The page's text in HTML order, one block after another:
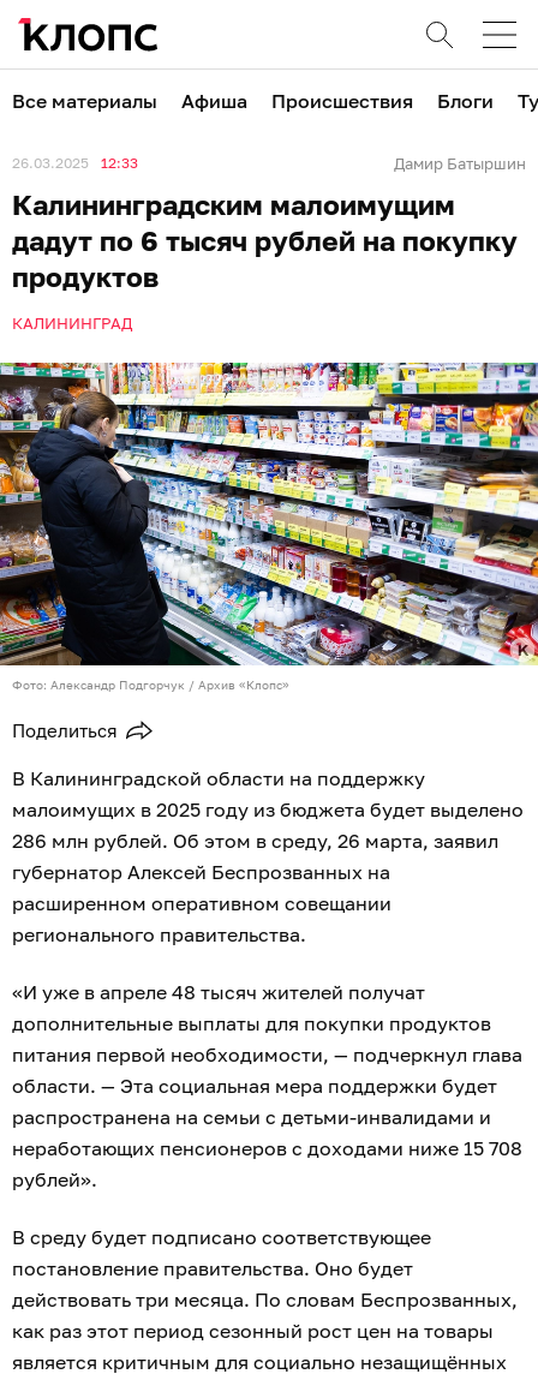
Все материалы Афиша Происшествия Блоги
26.03.2025 12:33 Дамир Батыршин
Калининградским малоимущим
дадут по 6 тысяч рублей на покупку
продуктов
КАЛИНИНГРАД
Фото: Александр Подгорчук / Архив «Клопс»
Поделиться
В Калининградской области на поддержку
малоимущих в 2025 году из бюджета будет выделено
286 млн рублей. Об этом в среду, 26 марта, заявил
губернатор Алексей Беспрозванных на
расширенном оперативном совещании
регионального правительства.
«И уже в апреле 48 тысяч жителей получат
дополнительные выплаты для покупки продуктов
питания первой необходимости, — подчеркнул глава
области. — Эта социальная мера поддержки будет
распространена на семьи с детьми-инвалидами и
неработающих пенсионеров с доходами ниже 15 708
рублей».
В среду будет подписано соответствующее
постановление правительства. Оно будет
действовать три месяца. По словам Беспрозванных,
как раз этот период сезонный рост цен на товары
является критичным для социально незащищённых